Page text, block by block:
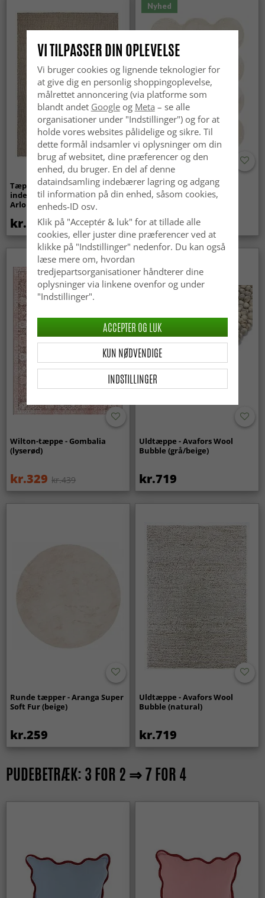
Tæpper til
indendørs/udendørs brug -
Arlo (beige)
kr.439
Nyhed
Bølget ryatæppe - Aranga
Super Soft Fur (beige)
kr.369
Wilton-tæppe - Gombalia
(lyserød)
kr.329 kr.439
Uldtæppe - Avafors Wool
Bubble (grå/beige)
kr.719
Runde tæpper - Aranga Super
Soft Fur (beige)
kr.259
Uldtæppe - Avafors Wool
Bubble (natural)
kr.719
PUDEBETRÆK: 3 FOR 2 ⇒ 7 FOR 4
VI TILPASSER DIN OPLEVELSE
Vi bruger cookies og lignende teknologier for
at give dig en personlig shoppingoplevelse,
målrettet annoncering (via platforme som
blandt andet Googleog Meta – se alle
organisationer under "Indstillinger") og for at
holde vores websites pålidelige og sikre. Til
dette formål indsamler vi oplysninger om din
brug af websitet, dine præferencer og den
enhed, du bruger. En del af denne
dataindsamling indebærer lagring og adgang
til information på din enhed, såsom cookies,
enheds-ID osv.
Klik på "Acceptér & luk" for at tillade alle
cookies, eller juster dine præferencer ved at
klikke på "Indstillinger" nedenfor. Du kan også
læse mere om, hvordan
tredjepartsorganisationer håndterer dine
oplysninger via linkene ovenfor og under
"Indstillinger".
INDSTILLINGER
KUN NØDVENDIGE
ACCEPTER OG LUK